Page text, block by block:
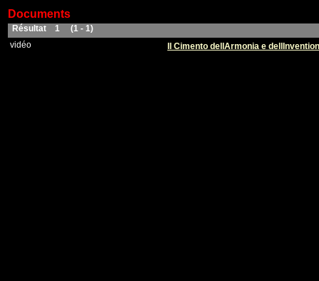
Documents
Résultat 1 (1 - 1)
vidéo
Il Cimento dellArmonia e